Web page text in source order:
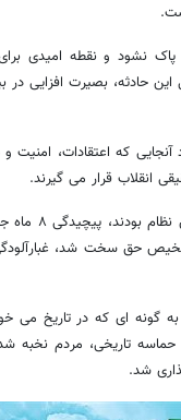
نشود و نقطه امیدی
این حادثه، بصیرت افزایی
که اعتقادات، امنیت
انقلاب قرار می گیرند.
عده تشخیص حق سخت شد،
را برهم زد به گونه ای که در
تاریخی، مردم نخبه